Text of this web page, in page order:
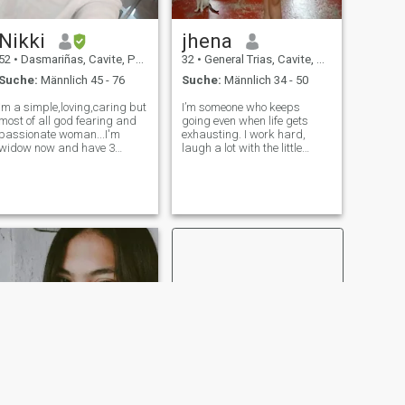
Nikki
52 • Dasmariñas, Cavite, Philippinen
Suche: Männlich 45 - 76
Im a simple,loving,caring but
most of all god fearing and
passionate woman...I'm
now and have 3
if I'm just a nanny or
maid
jhena
32 • General Trias, Cavite, Philippinen
Suche: Männlich 34 - 50
I’m someone who keeps
going even when life gets
exhausting. I work hard,
laugh a lot with the little
real friendships, quiet
moments, a